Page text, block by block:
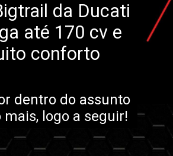
da Ducati
até 170 cv e
conforto
dentro do assunto
logo a seguir!